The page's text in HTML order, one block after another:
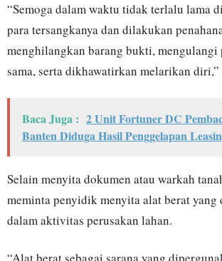
“Semoga dalam waktu tidak terlalu lama
para tersangkanya dan dilakukan
menghilangkan barang bukti, mengulangi
sama, serta dikhawatirkan melarikan diri,”
Baca Juga : 2 Unit Fortuner DC
Banten Diduga Hasil Penggelapan
Selain menyita dokumen atau warkah
meminta penyidik menyita alat berat
dalam aktivitas perusakan lahan.